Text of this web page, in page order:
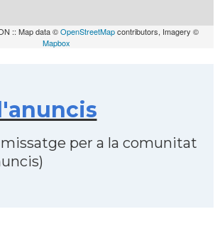
:: Map data ©OpenStreetMapcontributors, Imagery ©
Mapbox
per a la comunitat